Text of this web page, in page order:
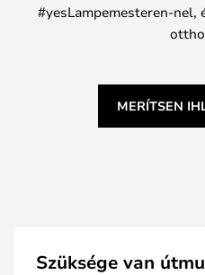
#yesLampemesteren-
MERÍTSEN
Szüksége van